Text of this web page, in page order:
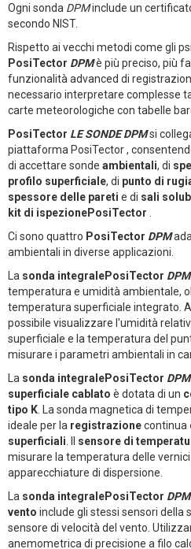
Ogni sonda DPMinclude un
secondo NIST.
Rispetto ai vecchi metodi come gli
PosiTector DPMè più preciso, più
funzionalità advanced di
necessario interpretare complesse
carte meteorologiche con tabelle
PosiTector LE SONDE DPMsi
piattaforma PosiTector ,
di accettare sonde ambientali, di
profilo superficiale, di punto di
spessore delle pareti e di sali
kit di ispezionePosiTector
Ci sono quattro PosiTector DPM
ambientali in diverse applicazioni.
La sonda integralePosiTector DPM
temperatura e umidità ambientale,
temperatura superficiale integrato.
possibile visualizzare l'umidità
superficiale e la temperatura del
misurare i parametri ambientali in
La sonda integralePosiTector DPM
superficiale cablato è dotata di un
tipo K . La sonda magnetica di
ideale per la registrazionecontinua
superficiali . Il sensore di
misurare la temperatura delle
apparecchiature di dispersione.
La sonda integralePosiTector DPM
vento include gli stessi sensori della
sensore di velocità del vento.
anemometrica di precisione a filo